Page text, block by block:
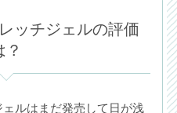
ッチジェルの評価
？
ルはまだ発売して日が浅